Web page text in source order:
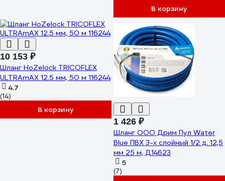
В корзину
10 153 ₽
Шланг HoZelock TRICOFLEX
ULTRAmAX 12.5 мм, 50 м 116244
4.7
(14)
В корзину
1 426 ₽
Шланг ООО Дрим Пул Water
Blue ПВХ 3-х слойный 1/2 д. 12,5
мм 25 м, Д14623
5
(7)